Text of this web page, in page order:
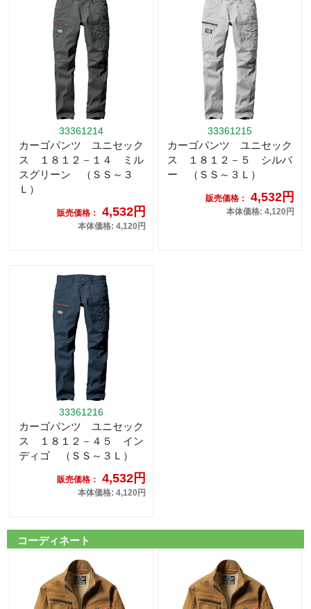
33361214
カーゴパンツ ユニセック
ス １８１２－１４ ミル
スグリーン （ＳＳ～３
Ｌ）
販売価格： 4,532円
本体価格: 4,120円
33361215
カーゴパンツ ユニセック
ス １８１２－５ シルバ
ー （ＳＳ～３Ｌ）
販売価格： 4,532円
本体価格: 4,120円
33361216
カーゴパンツ ユニセック
ス １８１２－４５ イン
ディゴ （ＳＳ～３Ｌ）
販売価格： 4,532円
本体価格: 4,120円
コーディネート